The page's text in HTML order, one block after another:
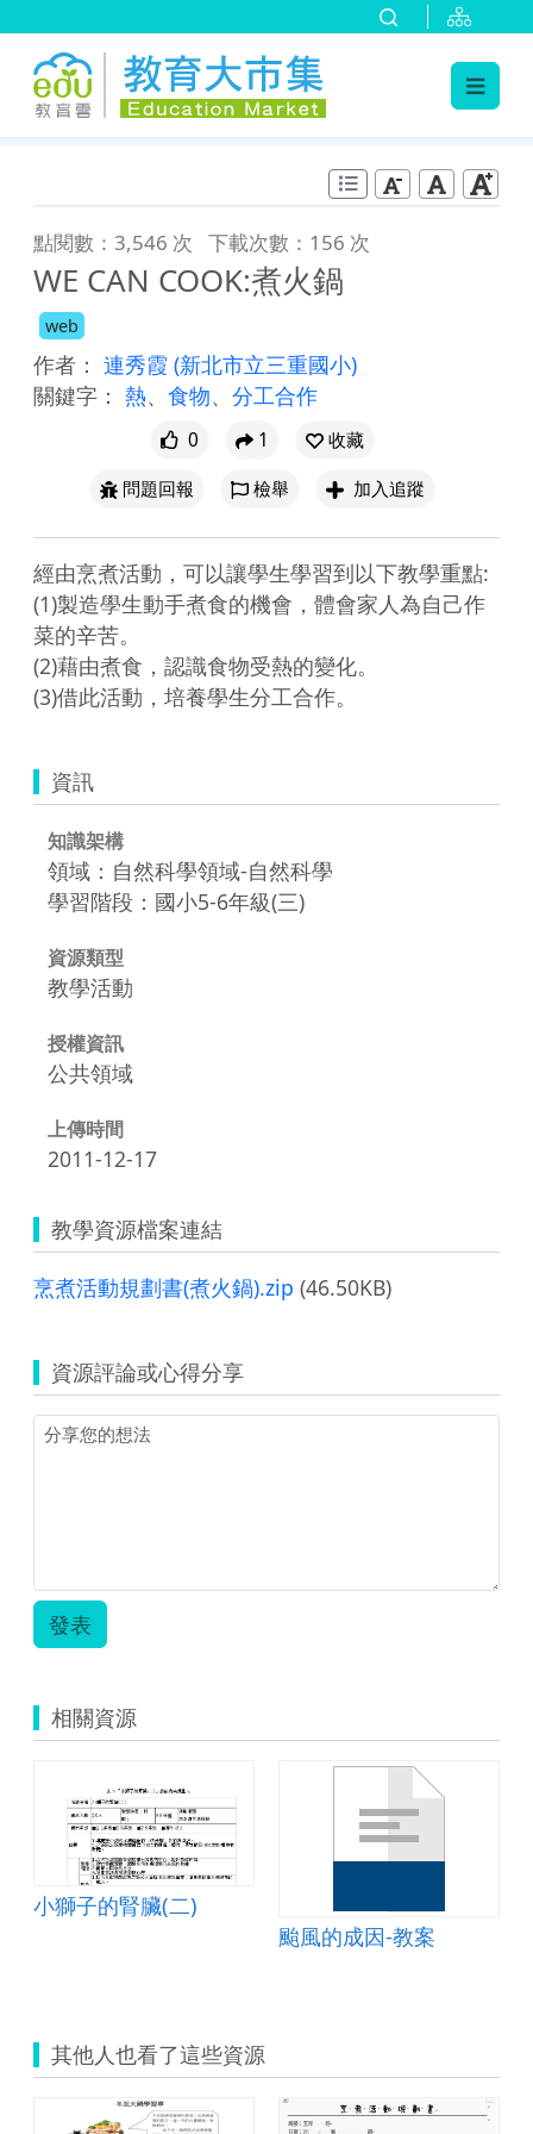
點閱數：3,546 次 下載次數：156 次
WE CAN COOK:煮火鍋
web
作者： 連秀霞 (新北市立三重國小)
關鍵字： 熱、 食物、 分工合作
0 1
收藏
問題回報
檢舉 加入追蹤
經由烹煮活動，可以讓學生學習到以下教學重點:
(1)製造學生動手煮食的機會，體會家人為自己作
菜的辛苦。
(2)藉由煮食，認識食物受熱的變化。
(3)借此活動，培養學生分工合作。
資訊
知識架構
領域：自然科學領域-自然科學
學習階段：國小5-6年級(三)
資源類型
教學活動
授權資訊
公共領域
上傳時間
2011-12-17
教學資源檔案連結
烹煮活動規劃書(煮火鍋).zip (46.50KB)
資源評論或心得分享
發表
相關資源
小獅子的腎臟(二)
颱風的成因-教案
其他人也看了這些資源